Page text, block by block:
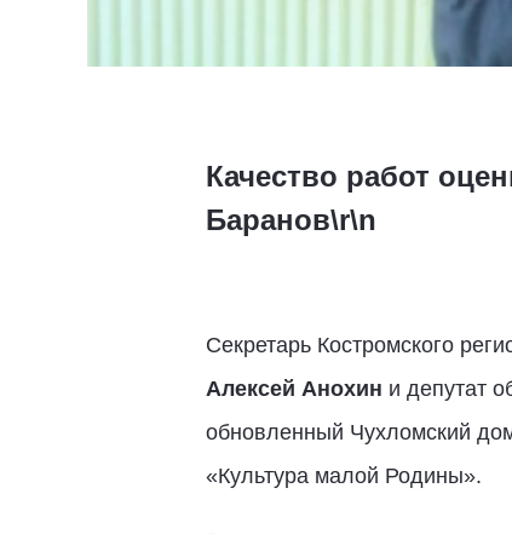
Качество работ
Баранов\r\n
Секретарь Костромского
Алексей Анохин и депутат
обновленный Чухломский
«Культура малой Родины».